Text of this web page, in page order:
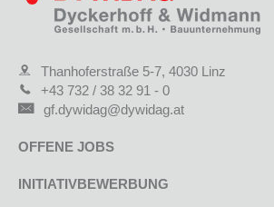
Thanhoferstraße 5-7, 4030 Linz
+43 732 / 38 32 91 - 0
gf.dywidag@dywidag.at
OFFENE JOBS
INITIATIVBEWERBUNG